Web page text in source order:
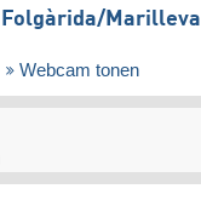
Folgàrida/​Marilleva
Webcam tonen